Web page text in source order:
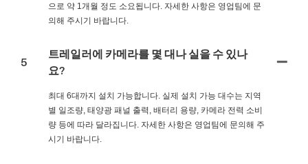
으로 약 1개월 정도 소요됩니다. 자세한 사항은 영업팀에 문
의해 주시기 바랍니다.
5
트레일러에 카메라를 몇 대나 실을 수 있나
요?
최대 6대까지 설치 가능합니다. 실제 설치 가능 대수는 지역
별 일조량, 태양광 패널 출력, 배터리 용량, 카메라 전력 소비
량 등에 따라 달라집니다. 자세한 사항은 영업팀에 문의해 주
시기 바랍니다.